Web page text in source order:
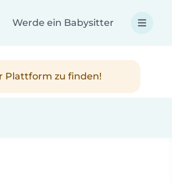
Werde ein Babysitter
Plattform zu finden!